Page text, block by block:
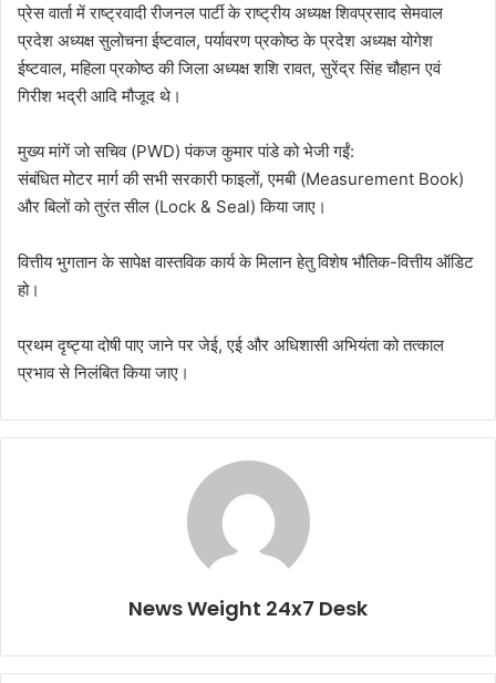
प्रेस वार्ता में राष्ट्रवादी रीजनल पार्टी के राष्ट्रीय अध्यक्ष शिवप्रसाद सेमवाल
प्रदेश अध्यक्ष सुलोचना ईष्टवाल, पर्यावरण प्रकोष्ठ के प्रदेश अध्यक्ष योगेश
ईष्टवाल, महिला प्रकोष्ठ की जिला अध्यक्ष शशि रावत, सुरेंद्र सिंह चौहान एवं
गिरीश भद्री आदि मौजूद थे।
मुख्य मांगें जो सचिव (PWD) पंकज कुमार पांडे को भेजी गईं:
​संबंधित मोटर मार्ग की सभी सरकारी फाइलों, एमबी (Measurement Book)
और बिलों को तुरंत सील (Lock & Seal) किया जाए।
​वित्तीय भुगतान के सापेक्ष वास्तविक कार्य के मिलान हेतु विशेष भौतिक-वित्तीय ऑडिट
हो।
​प्रथम दृष्ट्या दोषी पाए जाने पर जेई, एई और अधिशासी अभियंता को तत्काल
प्रभाव से निलंबित किया जाए।
News Weight 24x7 Desk